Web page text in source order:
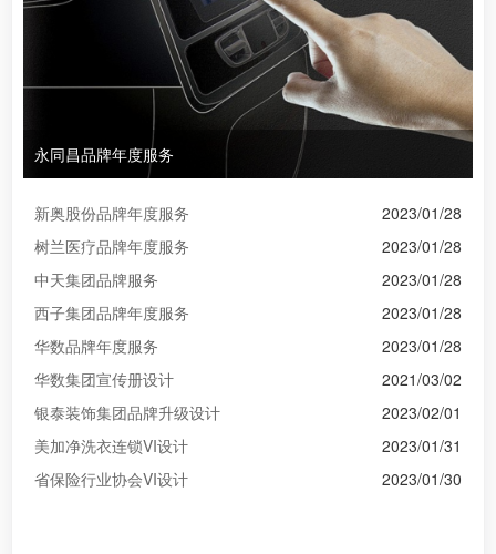
永同昌品牌年度服务
2023/01/28
新奥股份品牌年度服务
2023/01/28
树兰医疗品牌年度服务
2023/01/28
中天集团品牌服务
2023/01/28
西子集团品牌年度服务
2023/01/28
华数品牌年度服务
2021/03/02
华数集团宣传册设计
2023/02/01
银泰装饰集团品牌升级设计
2023/01/31
美加净洗衣连锁VI设计
2023/01/30
省保险行业协会VI设计